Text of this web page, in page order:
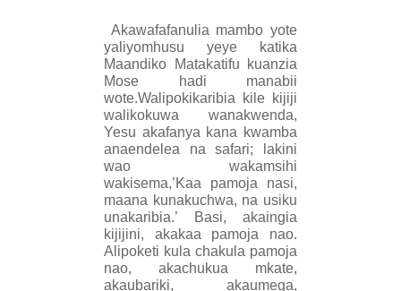
Akawafafanulia mambo yote
yaliyomhusu yeye katika
Maandiko Matakatifu kuanzia
Mose hadi manabii
wote.Walipokikaribia kile kijiji
walikokuwa wanakwenda,
Yesu akafanya kana kwamba
anaendelea na safari; lakini
wao wakamsihi
wakisema,’Kaa pamoja nasi,
maana kunakuchwa, na usiku
unakaribia.’ Basi, akaingia
kijijini, akakaa pamoja nao.
Alipoketi kula chakula pamoja
nao, akachukua mkate,
akaubariki, akaumega,